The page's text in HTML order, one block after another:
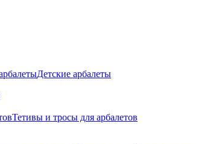
Детские арбалеты
Тетивы и тросы для арбалетов